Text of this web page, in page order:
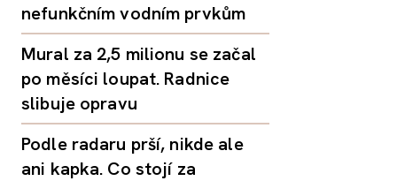
nefunkčním vodním prvkům
Mural za 2,5 milionu se začal
po měsíci loupat. Radnice
slibuje opravu
Podle radaru prší, nikde ale
ani kapka. Co stojí za